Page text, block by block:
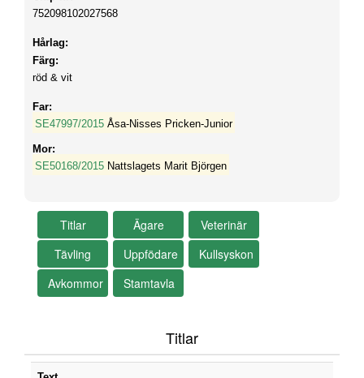
752098102027568
Hårlag:
Färg:
röd & vit
Far:
SE47997/2015 Åsa-Nisses Pricken-Junior
Mor:
SE50168/2015 Nattslagets Marit Björgen
Titlar